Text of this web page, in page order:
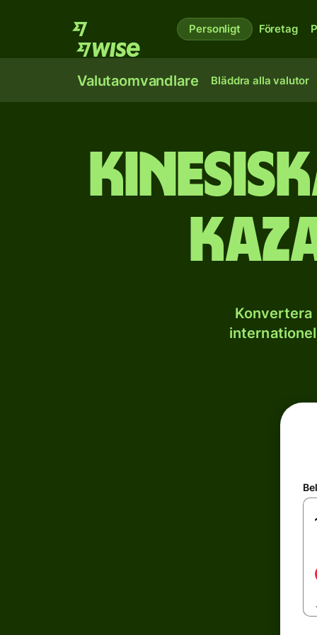
Personligt Företag
Valutaomvandlare Bläddra alla valutor
Konvertera